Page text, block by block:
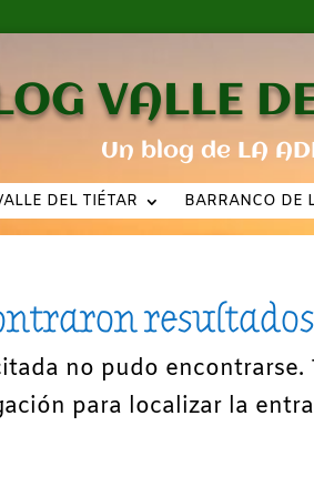
VALLE
Un blog de LA
DEL TIÉTAR BARRANCO DE
resultados
no pudo
para localizar la